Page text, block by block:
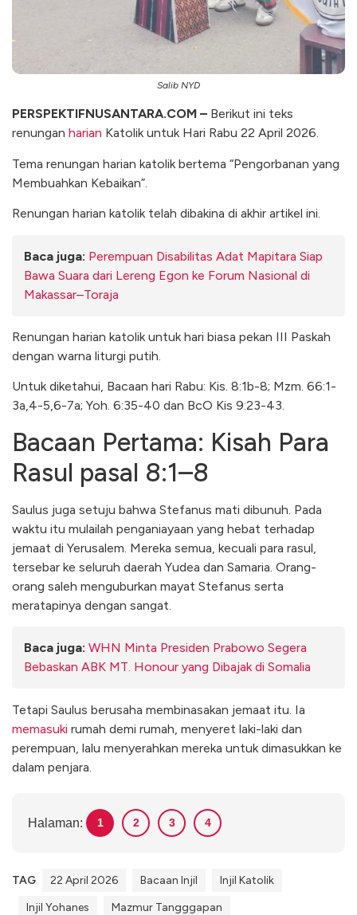
Salib NYD
PERSPEKTIFNUSANTARA.COM – Berikut ini teks
renungan harian Katolik untuk Hari Rabu 22 April 2026.
Tema renungan harian katolik bertema “Pengorbanan yang
Membuahkan Kebaikan”.
Renungan harian katolik telah dibakina di akhir artikel ini.
Baca juga: Perempuan Disabilitas Adat Mapitara Siap
Bawa Suara dari Lereng Egon ke Forum Nasional di
Makassar–Toraja
Renungan harian katolik untuk hari biasa pekan III Paskah
dengan warna liturgi putih.
Untuk diketahui, Bacaan hari Rabu: Kis. 8:1b-8; Mzm. 66:1-
3a,4-5,6-7a; Yoh. 6:35-40 dan BcO Kis 9:23-43.
Bacaan Pertama: Kisah Para
Rasul pasal 8:1–8
Saulus juga setuju bahwa Stefanus mati dibunuh. Pada
waktu itu mulailah penganiayaan yang hebat terhadap
jemaat di Yerusalem. Mereka semua, kecuali para rasul,
tersebar ke seluruh daerah Yudea dan Samaria. Orang-
orang saleh menguburkan mayat Stefanus serta
meratapinya dengan sangat.
Baca juga: WHN Minta Presiden Prabowo Segera
Bebaskan ABK MT. Honour yang Dibajak di Somalia
Tetapi Saulus berusaha membinasakan jemaat itu. Ia
memasuki rumah demi rumah, menyeret laki-laki dan
perempuan, lalu menyerahkan mereka untuk dimasukkan ke
dalam penjara.
Halaman: 1 2 3 4
TAG 22 April 2026 Bacaan Injil
Injil Katolik
Injil Yohanes
Mazmur Tangggapan